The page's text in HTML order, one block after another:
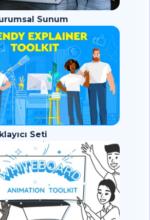
Sunum
Seti